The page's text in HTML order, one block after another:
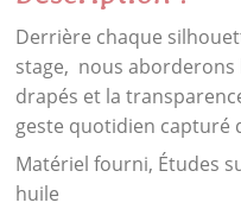
Derrière chaque
stage, nous aborderons
drapés et la
geste quotidien capturé
Matériel fourni, Études
huile